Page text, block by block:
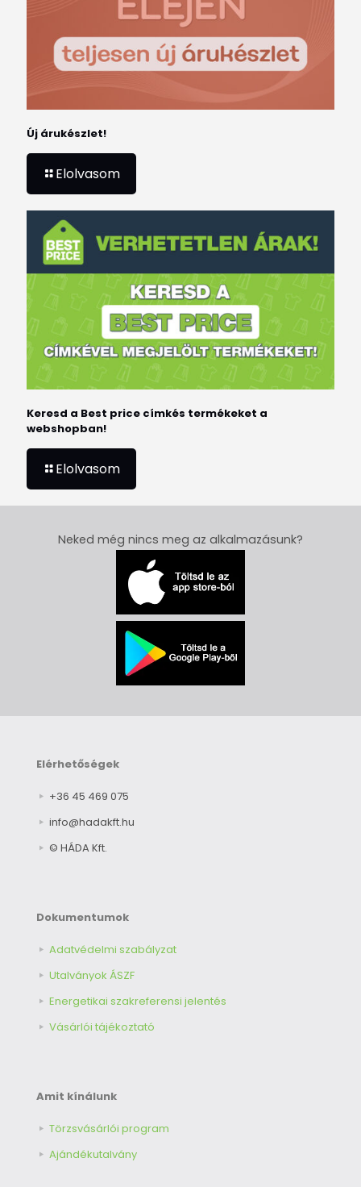
Új árukészlet!
Elolvasom
Keresd a Best price címkés termékeket a
webshopban!
Elolvasom
Neked még nincs meg az alkalmazásunk?
Elérhetőségek
+36 45 469 075
info@hadakft.hu
© HÁDA Kft.
Dokumentumok
Adatvédelmi szabályzat
Utalványok ÁSZF
Energetikai szakreferensi jelentés
Vásárlói tájékoztató
Amit kínálunk
Törzsvásárlói program
Ajándékutalvány